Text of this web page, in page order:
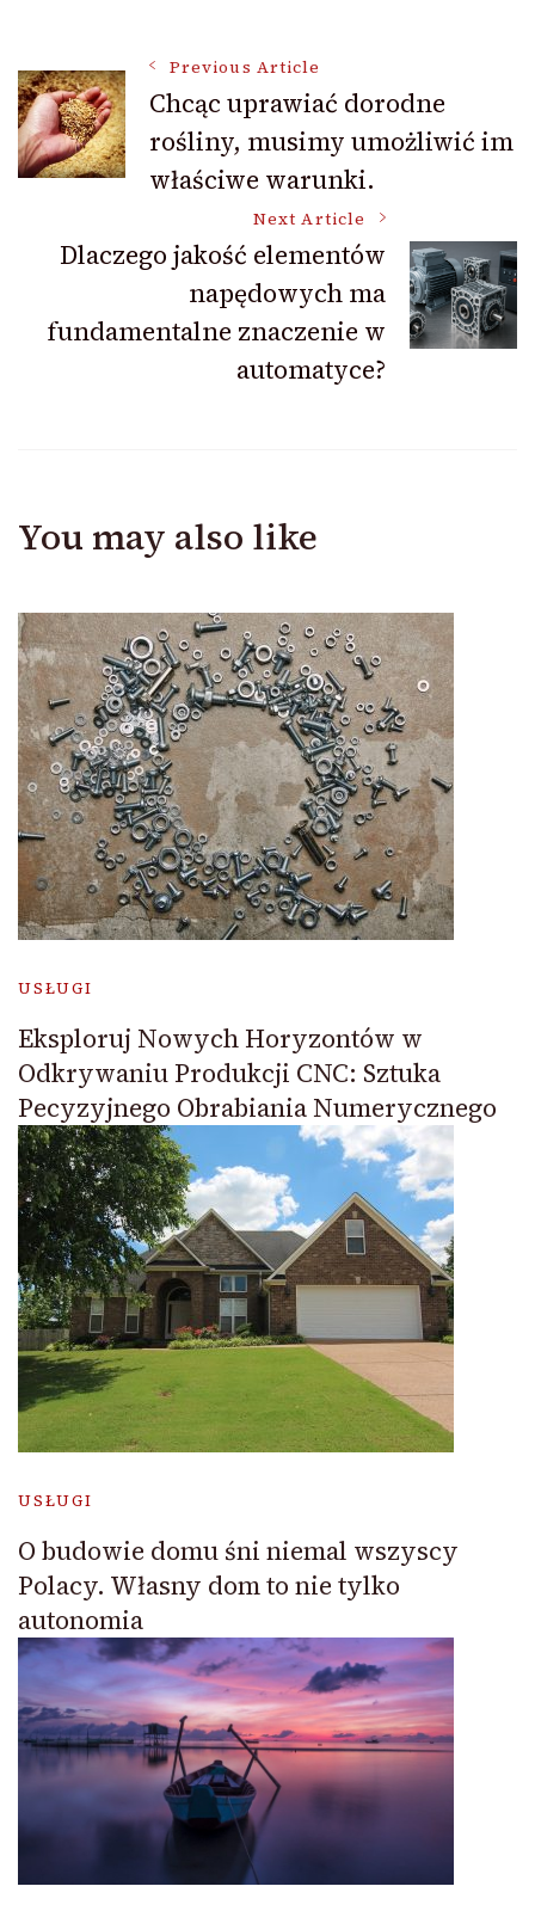
Post
Navigation
Previous Article
Chcąc uprawiać dorodne
rośliny, musimy umożliwić im
właściwe warunki.
Next Article
Dlaczego jakość elementów
napędowych ma
fundamentalne znaczenie w
automatyce?
You may also like
USŁUGI
Eksploruj Nowych Horyzontów w
Odkrywaniu Produkcji CNC: Sztuka
Pecyzyjnego Obrabiania Numerycznego
USŁUGI
O budowie domu śni niemal wszyscy
Polacy. Własny dom to nie tylko
autonomia